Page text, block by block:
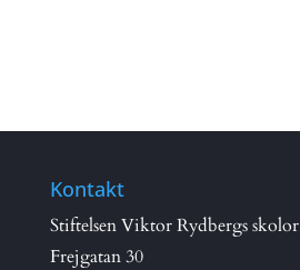
Kontakt
Stiftelsen Viktor Rydbergs skolor
Frejgatan 30